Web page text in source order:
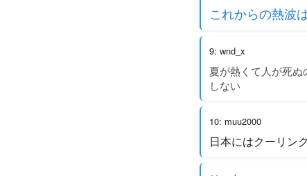
これからの熱波
9: wnd_x
夏が熱くて人が死
しない
10: muu2000
日本にはクーリン